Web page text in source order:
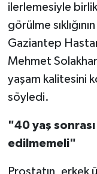
ilerlemesiyle
görülme
Gaziantep
Mehmet
yaşam kalitesini
söyledi.
"40 yaş
edilmemeli"
Prostatın, erkek
Yeme-İçme
Yemek